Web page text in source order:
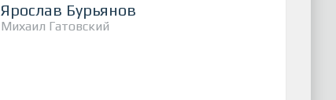
Ярослав Бурьянов
Михаил Гатовский